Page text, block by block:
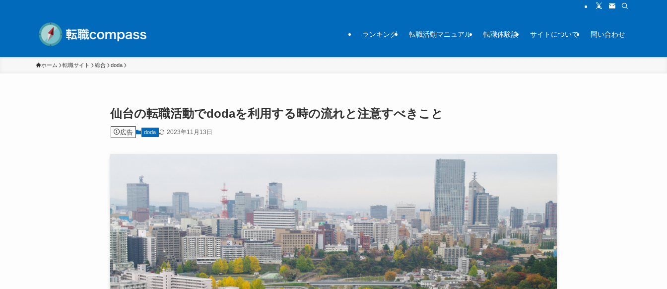
ランキング 転職活動マニュアル 転職体験談 サイトについて 問い合わせ
ホーム 転職サイト 総合 doda
仙台の転職活動でdodaを利用する時の流れと注意すべきこと
広告 doda 2023年11月13日